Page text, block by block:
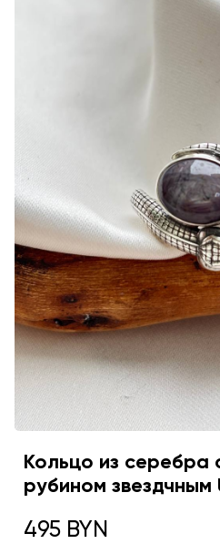
Кольцо из серебра
рубином звездчным
495 BYN